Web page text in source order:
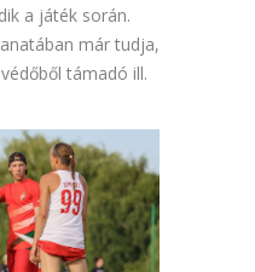
a játék során.
már tudja,
támadó ill.